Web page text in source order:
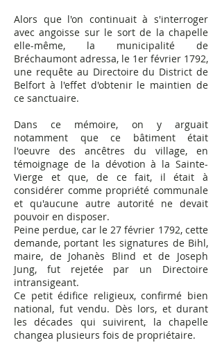
Alors que l'on continuait à s'interroger
avec angoisse sur le sort de la chapelle
elle-même, la municipalité de
Bréchaumont adressa, le 1er février 1792,
une requête au Directoire du District de
Belfort à l'effet d'obtenir le maintien de
ce sanctuaire.
Dans ce mémoire, on y arguait
notamment que ce bâtiment était
l'oeuvre des ancêtres du village, en
témoignage de la dévotion à la Sainte-
Vierge et que, de ce fait, il était à
considérer comme propriété communale
et qu'aucune autre autorité ne devait
pouvoir en disposer.
Peine perdue, car le 27 février 1792, cette
demande, portant les signatures de Bihl,
maire, de Johanès Blind et de Joseph
Jung, fut rejetée par un Directoire
intransigeant.
Ce petit édifice religieux, confirmé bien
national, fut vendu. Dès lors, et durant
les décades qui suivirent, la chapelle
changea plusieurs fois de propriétaire.